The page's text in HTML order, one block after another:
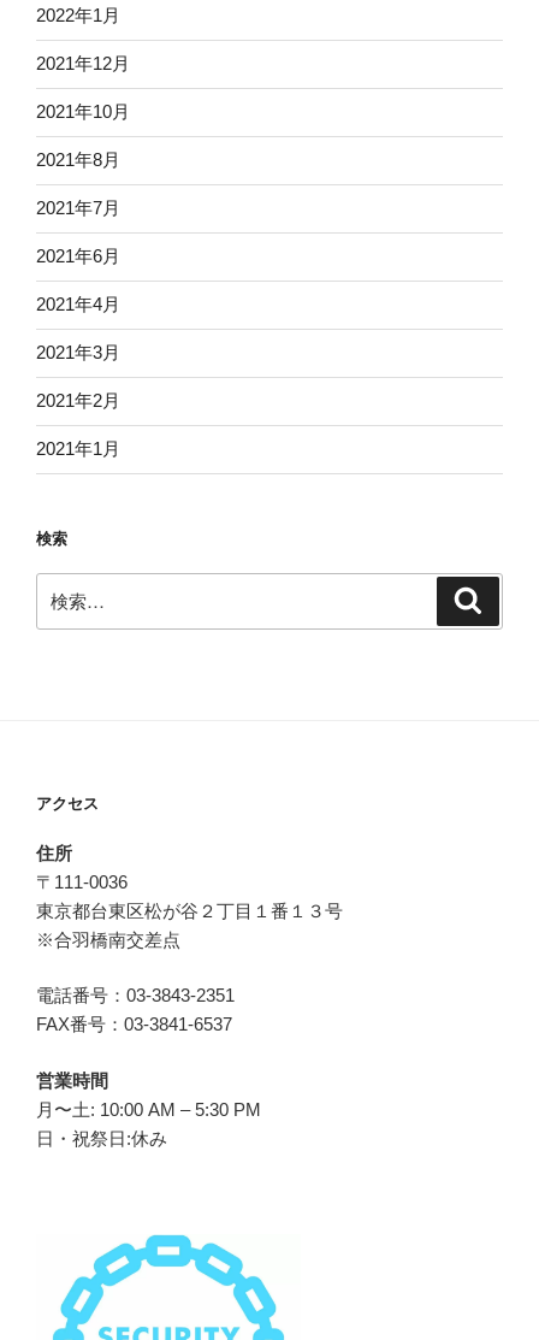
2022年1月
2021年12月
2021年10月
2021年8月
2021年7月
2021年6月
2021年4月
2021年3月
2021年2月
2021年1月
検索
索:
アクセス
住所
〒111-0036
東京都台東区松が谷２丁目１番１３号
※合羽橋南交差点
電話番号：03-3843-2351
FAX番号：03-3841-6537
営業時間
月〜土: 10:00 AM – 5:30 PM
日・祝祭日:休み